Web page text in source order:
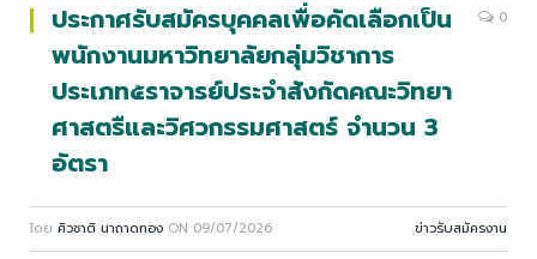
ประกาศรับสมัครบุคคลเพื่อคัดเลือกเป็น
พนักงานมหาวิทยาลัยกลุ่มวิชาการ
ประเภท๕ราจารย์ประจำสังกัดคณะวิทยา
ศาสตรืและวิศวกรรมศาสตร์ จำนวน 3
อัตรา
0
โดย ศิวชาติ นาถาดทอง ON 09/07/2026 ข่าวรับสมัครงาน